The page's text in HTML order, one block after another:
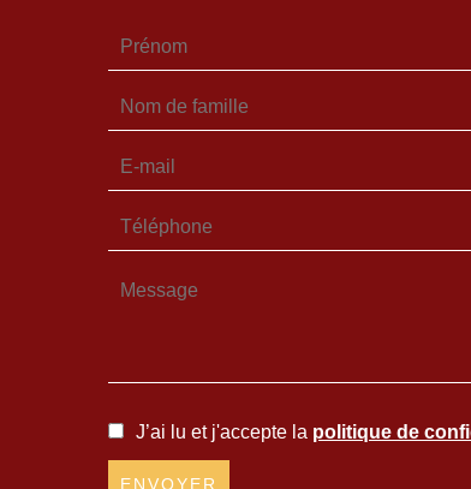
J’ai lu et j'accepte la politique de
ENVOYER